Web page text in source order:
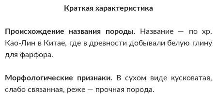
Краткая характеристика
Происхождение названия породы. Название — по хр.
Као-Лин в Китае, где в древности добывали белую глину
для фарфора.
Морфологические признаки.
В сухом виде кусковатая,
слабо связанная, реже — прочная порода.